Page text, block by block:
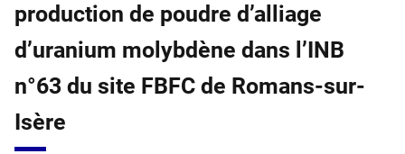
production de poudre d’alliage
d’uranium molybdène dans l’INB
n°63 du site FBFC de Romans-sur-
Isère